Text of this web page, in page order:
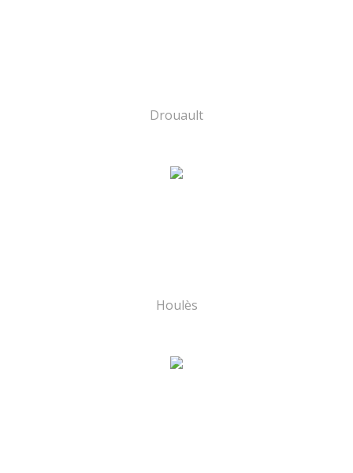
Drouault
Houlès